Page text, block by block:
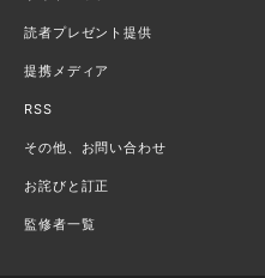
読者プレゼント提供
提携メディア
RSS
その他、お問い合わせ
お詫びと訂正
監修者一覧